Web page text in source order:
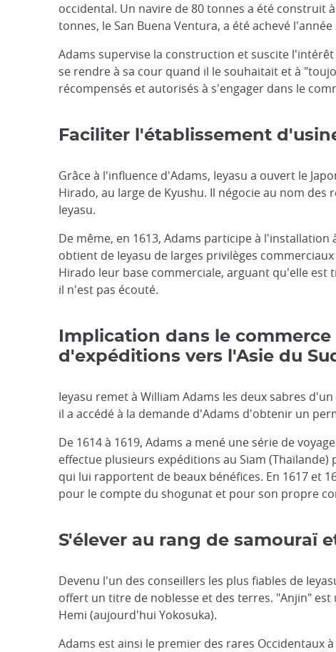
occidental. Un navire de 80 tonnes a été construit
tonnes, le San Buena Ventura, a été achevé
Adams supervise la construction et suscite
se rendre à sa cour quand il le souhaitait et à
récompensés et autorisés à s'engager dans le
Faciliter l'établissement
Grâce à l'influence d'Adams, Ieyasu a ouvert le
Hirado, au large de Kyushu. Il négocie au nom
Ieyasu.
De même, en 1613, Adams participe à l'installation
obtient de Ieyasu de larges privilèges
Hirado leur base commerciale, arguant qu'elle est
il n'est pas écouté.
Implication dans le
d'expéditions vers l'Asie du
Ieyasu remet à William Adams les deux sabres
il a accédé à la demande d'Adams d'obtenir un
De 1614 à 1619, Adams a mené une série de
effectue plusieurs expéditions au Siam
qui lui rapportent de beaux bénéfices. En 1617 et
pour le compte du shogunat et pour son propre
S'élever au rang de samouraï
Devenu l'un des conseillers les plus fiables de
offert un titre de noblesse et des terres. "Anjin"
Hemi (aujourd'hui Yokosuka).
Adams est ainsi le premier des rares Occidentaux